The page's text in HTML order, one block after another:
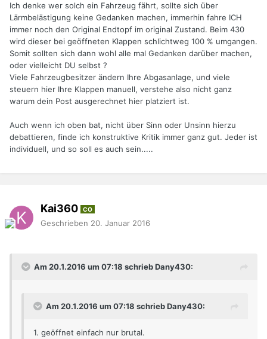
Ich denke wer solch ein Fahrzeug fährt, sollte sich über
Lärmbelästigung keine Gedanken machen, immerhin fahre ICH
immer noch den Original Endtopf im original Zustand. Beim 430
wird dieser bei geöffneten Klappen schlichtweg 100 % umgangen.
Somit sollten sich dann wohl alle mal Gedanken darüber machen,
oder vielleicht DU selbst ?
Viele Fahrzeugbesitzer ändern Ihre Abgasanlage, und viele
steuern hier Ihre Klappen manuell, verstehe also nicht ganz
warum dein Post ausgerechnet hier platziert ist.
Auch wenn ich oben bat, nicht über Sinn oder Unsinn hierzu
debattieren, finde ich konstruktive Kritik immer ganz gut. Jeder ist
individuell, und so soll es auch sein.....
Kai360 CO
Geschrieben 20. Januar 2016
Am 20.1.2016 um 07:18 schrieb Dany430:
Am 20.1.2016 um 07:18 schrieb Dany430:
1. geöffnet einfach nur brutal.